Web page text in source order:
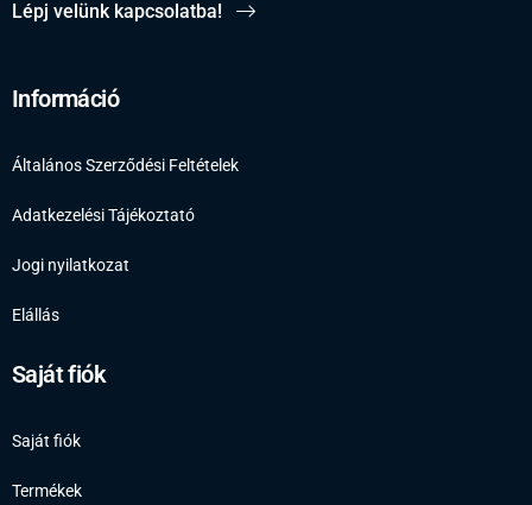
Lépj velünk kapcsolatba!
Információ
Általános Szerződési Feltételek
Adatkezelési Tájékoztató
Jogi nyilatkozat
Elállás
Saját fiók
Saját fiók
Termékek